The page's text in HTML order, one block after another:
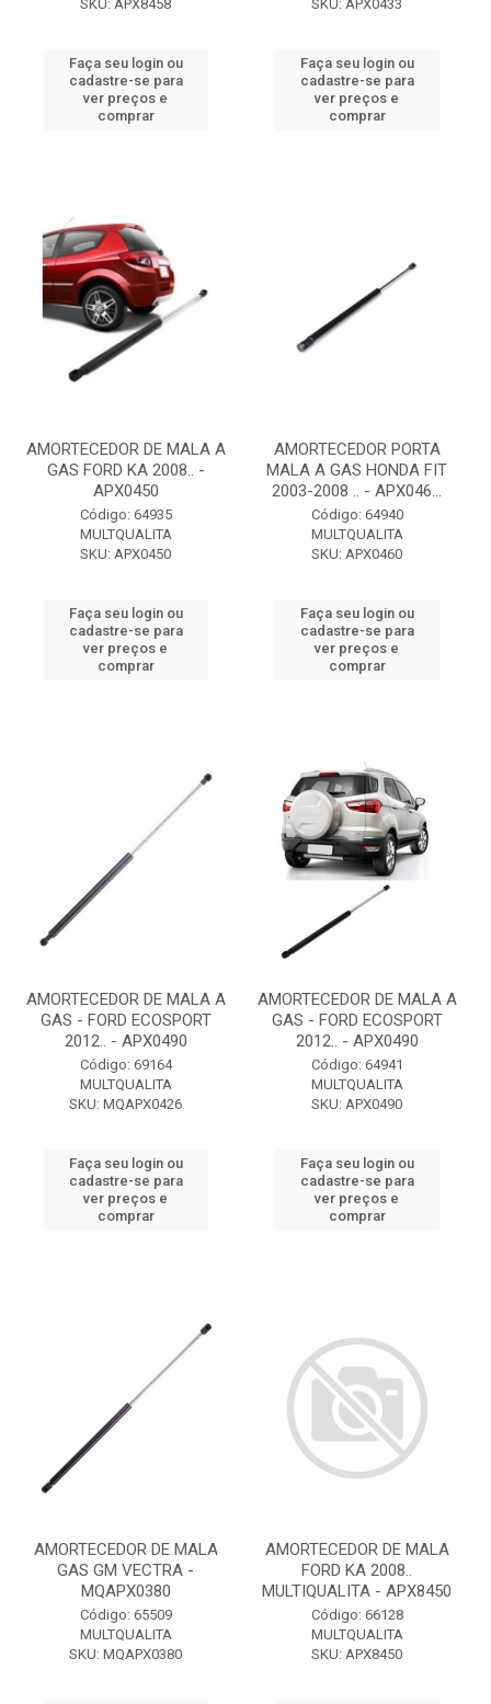
SKU: APX8458
Faça seu login ou
cadastre-se para
ver preços e
comprar
SKU: APX0433
Faça seu login ou
cadastre-se para
ver preços e
comprar
AMORTECEDOR DE MALA A
GAS FORD KA 2008.. -
APX0450
Código: 64935
MULTQUALITA
SKU: APX0450
Faça seu login ou
cadastre-se para
ver preços e
comprar
AMORTECEDOR PORTA
MALA A GAS HONDA FIT
2003-2008 .. - APX046...
Código: 64940
MULTQUALITA
SKU: APX0460
Faça seu login ou
cadastre-se para
ver preços e
comprar
AMORTECEDOR DE MALA A
GAS - FORD ECOSPORT
2012.. - APX0490
Código: 69164
MULTQUALITA
SKU: MQAPX0426
Faça seu login ou
cadastre-se para
ver preços e
comprar
AMORTECEDOR DE MALA A
GAS - FORD ECOSPORT
2012.. - APX0490
Código: 64941
MULTQUALITA
SKU: APX0490
Faça seu login ou
cadastre-se para
ver preços e
comprar
AMORTECEDOR DE MALA
GAS GM VECTRA -
MQAPX0380
Código: 65509
MULTQUALITA
SKU: MQAPX0380
AMORTECEDOR DE MALA
FORD KA 2008..
MULTIQUALITA - APX8450
Código: 66128
MULTQUALITA
SKU: APX8450